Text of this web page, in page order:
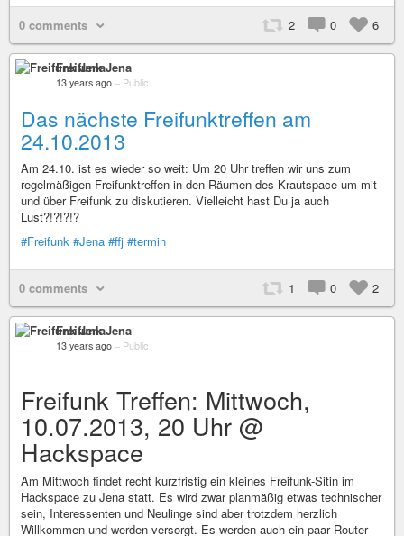
0 comments 2 0 6
Freifunk Jena
13 years ago – Public
Das nächste Freifunktreffen am
24.10.2013
Am 24.10. ist es wieder so weit: Um 20 Uhr treffen wir uns zum
regelmäßigen Freifunktreffen in den Räumen des Krautspace um mit
und über Freifunk zu diskutieren. Vielleicht hast Du ja auch
Lust?!?!?!?
#Freifunk #Jena #ffj #termin
0 comments 1 0 2
Freifunk Jena
13 years ago – Public
Freifunk Treffen: Mittwoch,
10.07.2013, 20 Uhr @
Hackspace
Am Mittwoch findet recht kurzfristig ein kleines Freifunk-Sitin im
Hackspace zu Jena statt. Es wird zwar planmäßig etwas technischer
sein, Interessenten und Neulinge sind aber trotzdem herzlich
Willkommen und werden versorgt. Es werden auch ein paar Router